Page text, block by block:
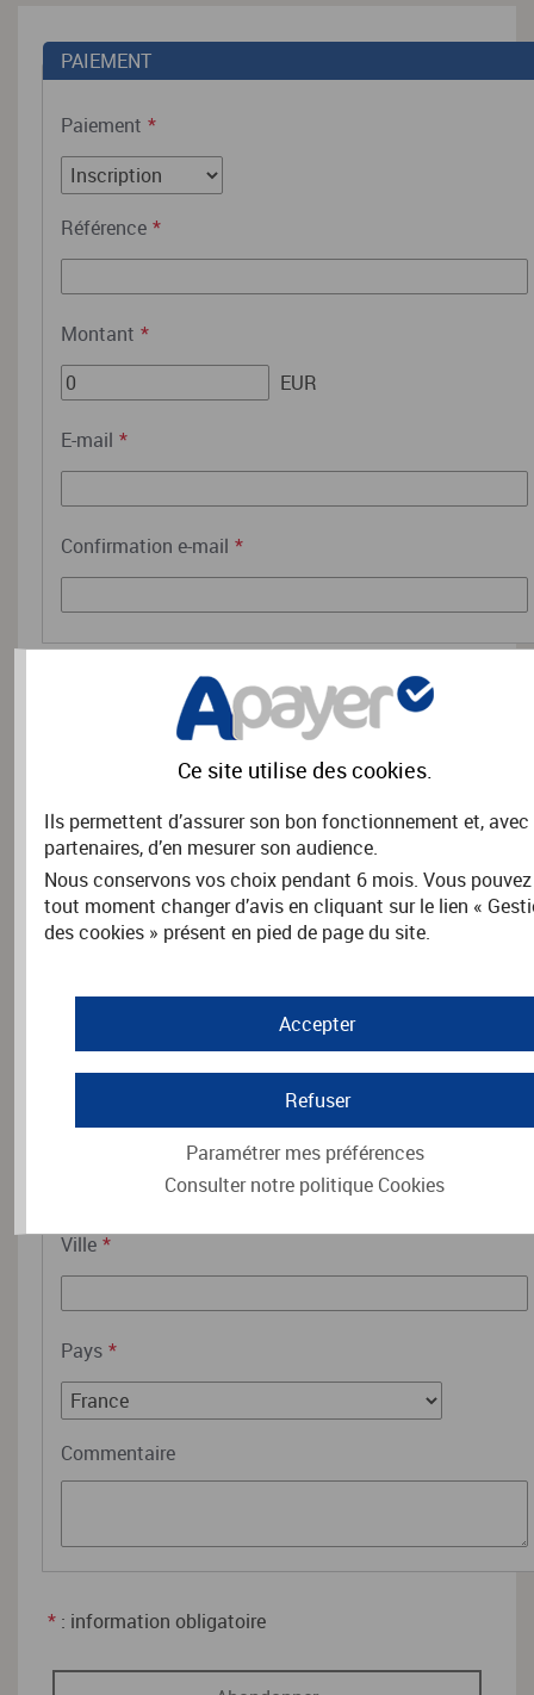
PAIEMENT
Paiement *
Référence *
Montant *
EUR
E-mail *
Confirmation e-mail *
RENSEIGNEMENTS COMPLÉMENTAIRES
Ville *
Pays *
Commentaire
* : information obligatoire
Ce site utilise descookies.
Ils permettent d’assurer son bon fonctionnement et,
partenaires, d’en mesurer son audience.
Nous conservons vos choix pendant 6 mois. Vous
tout moment changer d’avis en cliquant sur le lien «
des cookies » présent en pied de page du site.
Accepter
Refuser
Paramétrer mes préférences
Consulter notre politique Cookies